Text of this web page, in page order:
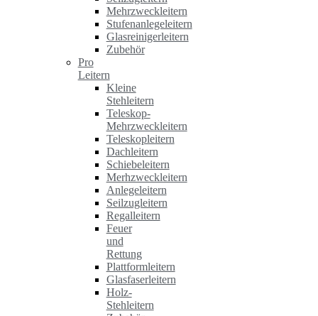
Mehrzweckleitern
Stufenanlegeleitern
Glasreinigerleitern
Zubehör
Pro
Leitern
Kleine
Stehleitern
Teleskop-
Mehrzweckleitern
Teleskopleitern
Dachleitern
Schiebeleitern
Merhzweckleitern
Anlegeleitern
Seilzugleitern
Regalleitern
Feuer
und
Rettung
Plattformleitern
Glasfaserleitern
Holz-
Stehleitern